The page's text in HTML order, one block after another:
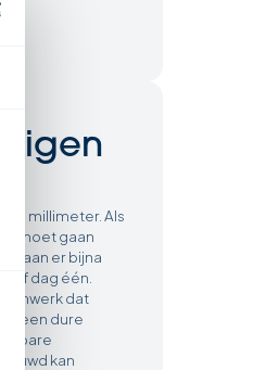
eigen
millimeter. Als
moet gaan
er bijna
dag één.
dat
Geen dure
kan